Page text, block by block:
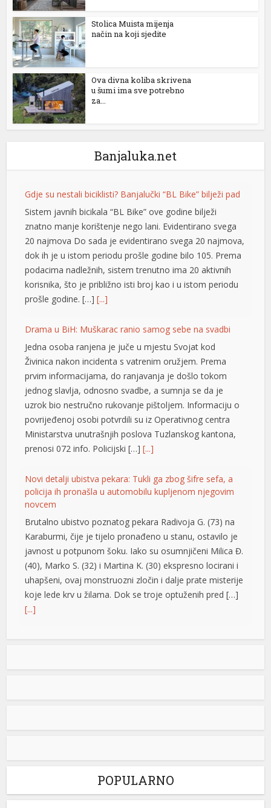
Stolica Muista mijenja
način na koji sjedite
Ova divna koliba skrivena
u šumi ima sve potrebno
za...
Banjaluka.net
Gdje su nestali biciklisti? Banjalučki “BL Bike” bilježi pad
Sistem javnih bicikala “BL Bike” ove godine bilježi
znatno manje korištenje nego lani. Evidentirano svega
20 najmova Do sada je evidentirano svega 20 najmova,
dok ih je u istom periodu prošle godine bilo 105. Prema
podacima nadležnih, sistem trenutno ima 20 aktivnih
korisnika, što je približno isti broj kao i u istom periodu
prošle godine. […][...]
Drama u BiH: Muškarac ranio samog sebe na svadbi
Jedna osoba ranjena je juče u mjestu Svojat kod
Živinica nakon incidenta s vatrenim oružjem. Prema
prvim informacijama, do ranjavanja je došlo tokom
jednog slavlja, odnosno svadbe, a sumnja se da je
uzrok bio nestručno rukovanje pištoljem. Informaciju o
povrijeđenoj osobi potvrdili su iz Operativnog centra
Ministarstva unutrašnjih poslova Tuzlanskog kantona,
prenosi 072 info. Policijski […][...]
Novi detalji ubistva pekara: Tukli ga zbog šifre sefa, a
policija ih pronašla u automobilu kupljenom njegovim
novcem
Brutalno ubistvo poznatog pekara Radivoja G. (73) na
Karaburmi, čije je tijelo pronađeno u stanu, ostavilo je
javnost u potpunom šoku. Iako su osumnjičeni Milica Đ.
(40), Marko S. (32) i Martina K. (30) ekspresno locirani i
uhapšeni, ovaj monstruozni zločin i dalje prate misterije
koje lede krv u žilama. Dok se troje optuženih pred […]
[...]
Vrućine ne popuštaju: Temperature do 40 stepeni,
U našem regionu narednih dana pretežno sunčano,
osvježenje, dok bi krajem sedmice ponovo bilo toplo.
nestabilniji period, ali obilnih padavina na širem području
Nolan ima novi rekord: “Odiseja” zaradila više od
POPULARNO